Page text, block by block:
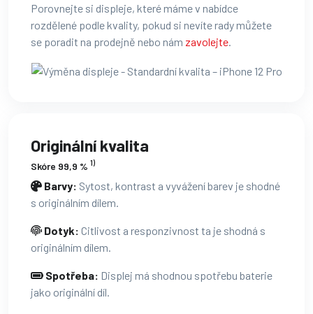
Porovnejte si displeje, které máme v nabídce
rozdělené podle kvality, pokud si nevíte rady můžete
se poradit na prodejně nebo nám zavolejte
Originální kvalita
Skóre 99,9 % 1)
Barvy: Sytost, kontrast a vyvážení barev je shodné
s originálním dílem.
Dotyk: Citlivost a responzivnost ta je shodná s
originálním dílem.
Spotřeba: Displej má shodnou spotřebu baterie
jako originální díl.